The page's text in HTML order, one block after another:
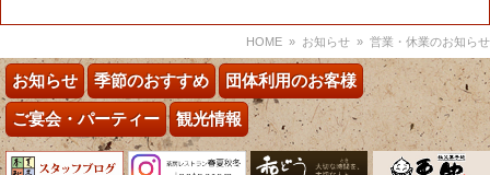
HOME » お知らせ » 営業・休業のお知らせ
お知らせ 季節のおすすめ 団体利用のお客様
ご宴会・パーティー 観光情報